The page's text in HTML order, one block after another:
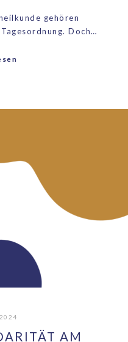
gehören
Doch…
AM